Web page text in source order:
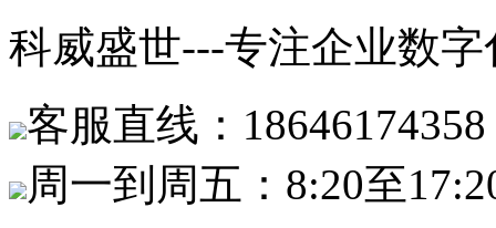
科威盛世---专注企业数
客服直线：18646174358
周一到周五：8:20至